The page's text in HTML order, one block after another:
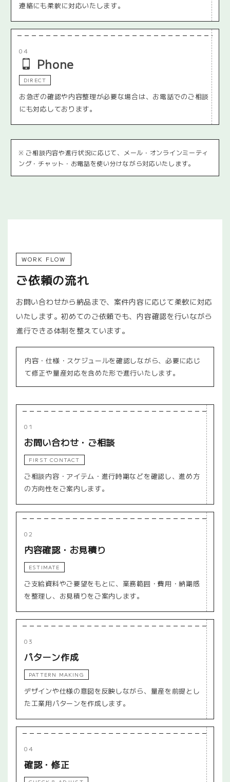
連絡にも柔軟に対応いたします。
04
Phone
DIRECT
お急ぎの確認や内容整理が必要な場合は、お電話でのご相談
にも対応しております。
※ ご相談内容や進行状況に応じて、メール・オンラインミーティ
ング・チャット・お電話を使い分けながら対応いたします。
WORK FLOW
ご依頼の流れ
お問い合わせから納品まで、案件内容に応じて柔軟に対応
いたします。初めてのご依頼でも、内容確認を行いながら
進行できる体制を整えています。
内容・仕様・スケジュールを確認しながら、必要に応じ
て修正や量産対応を含めた形で進行いたします。
01
お問い合わせ・ご相談
FIRST CONTACT
ご相談内容・アイテム・進行時期などを確認し、進め方
の方向性をご案内します。
02
内容確認・お見積り
ESTIMATE
ご支給資料やご要望をもとに、業務範囲・費用・納期感
を整理し、お見積りをご案内します。
03
パターン作成
PATTERN MAKING
デザインや仕様の意図を反映しながら、量産を前提とし
た工業用パターンを作成します。
04
確認・修正